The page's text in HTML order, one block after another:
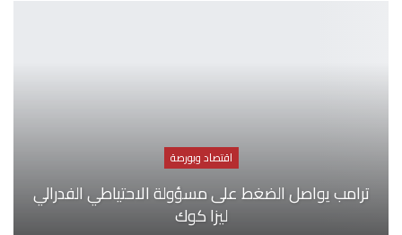
اقتصاد وبورصة
ترامب يواصل الضغط على مسؤولة الاحتياطي الفدرالي
ليزا كوك